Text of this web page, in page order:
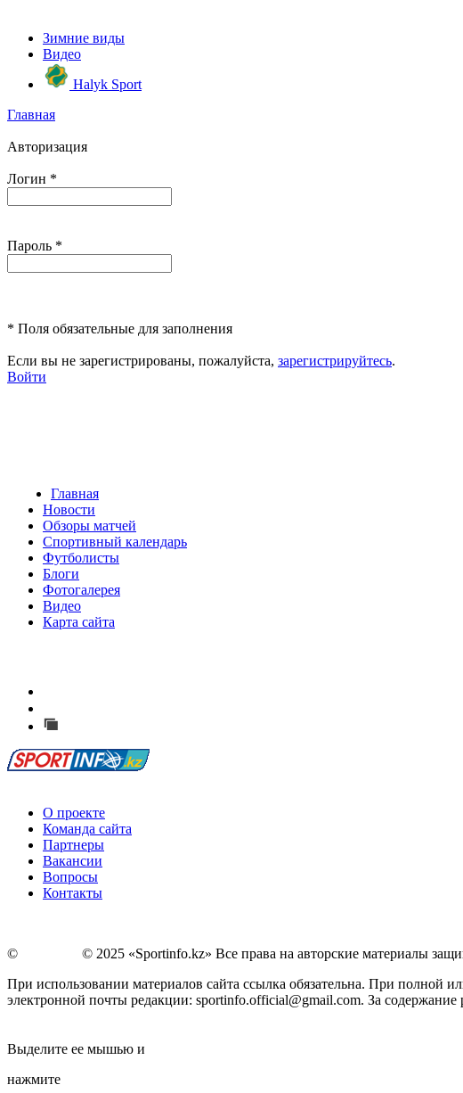
Зимние виды
Видео
Halyk Sport
Главная
Авторизация
Логин *
Пароль *
* Поля обязательные для заполнения
Если вы не зарегистрированы, пожалуйста, зарегистрируйтесь.
Войти
Главная
Новости
Обзоры матчей
Спортивный календарь
Футболисты
Блоги
Фотогалерея
Видео
Карта сайта
О проекте
Команда сайта
Партнеры
Вакансии
Вопросы
Контакты
©
© 2025 «Sportinfo.kz» Все права на авторские материалы
При использовании материалов сайта ссылка обязательна. При полной
электронной почты редакции: sportinfo.official@gmail.com. За содержание
Выделите ее мышью и
нажмите